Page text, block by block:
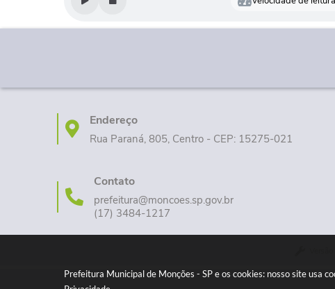
Prefeitura Municipal de Monções - SP e os cookies: nosso site usa
Endereço
Rua Paraná, 805, Centro - CEP: 15275-021
Contato
prefeitura@moncoes.sp.gov.br
(17) 3484-1217